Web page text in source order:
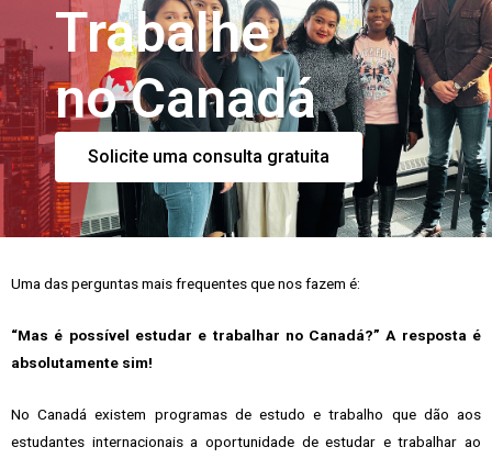
Trabalhe
no Canadá
Solicite uma consulta gratuita
Uma das perguntas mais frequentes que nos fazem é:
“Mas é possível estudar e trabalhar no Canadá?” A resposta é
absolutamente sim!
No Canadá existem programas de estudo e trabalho que dão aos
estudantes internacionais a oportunidade de estudar e trabalhar ao